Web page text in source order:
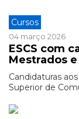
Cursos
04 março 2026
ESCS com
Mestrados
Candidaturas
Superior de